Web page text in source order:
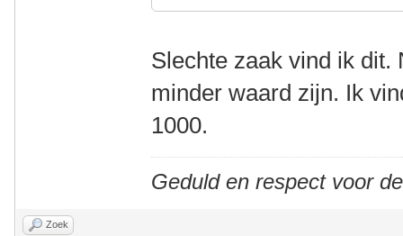
Slechte zaak vind ik dit.
minder waard zijn. Ik
1000.
Geduld en respect voor
Zoek